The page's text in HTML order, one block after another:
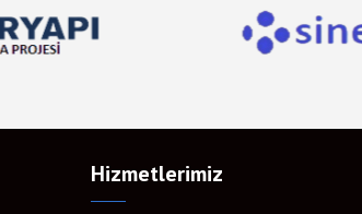
Hizmetlerimiz